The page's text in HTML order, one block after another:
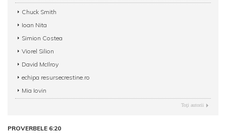
Chuck Smith
Ioan Nita
Simion Costea
Viorel Silion
David McIlroy
echipa resursecrestine.ro
Mia Iovin
Toţi autorii
PROVERBELE 6:20